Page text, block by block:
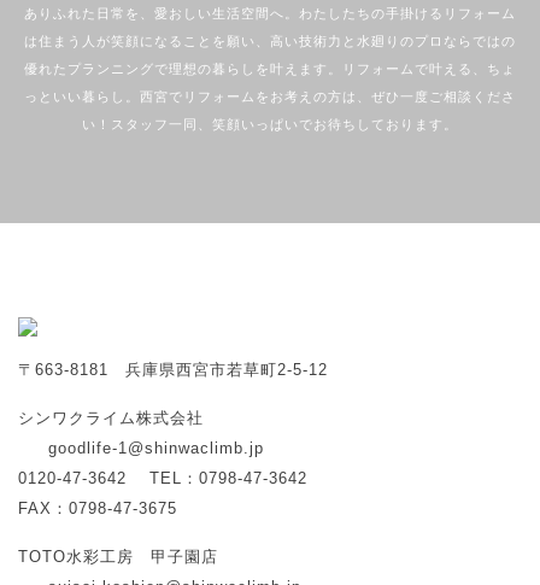
ありふれた日常を、愛おしい生活空間へ。わたしたちの手掛けるリフォーム
は住まう人が笑顔になることを願い、高い技術力と水廻りのプロならではの
優れたプランニングで理想の暮らしを叶えます。リフォームで叶える、ちょ
っといい暮らし。西宮でリフォームをお考えの方は、ぜひ一度ご相談くださ
い！スタッフ一同、笑顔いっぱいでお待ちしております。
〒663-8181 兵庫県西宮市若草町2-5-12
シンワクライム株式会社
goodlife-1@shinwaclimb.jp
0120-47-3642
TEL：0798-47-3642
FAX：0798-47-3675
TOTO水彩工房 甲子園店